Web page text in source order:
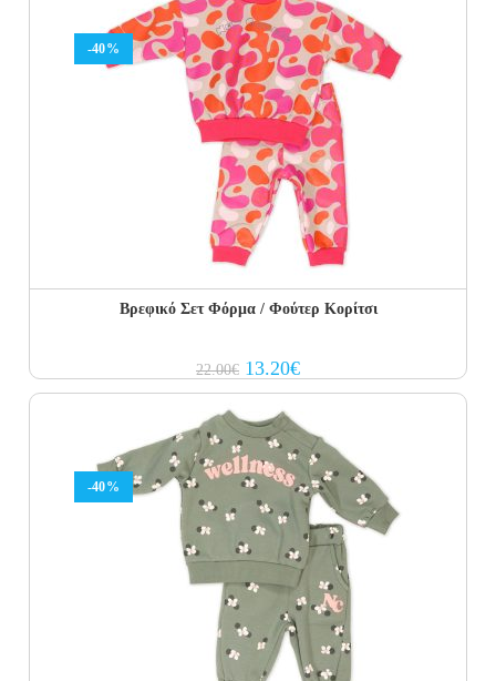
-40%
Βρεφικό Σετ Φόρμα / Φούτερ Κορίτσι
22.00€ Original
price
was:
22.00€.
13.20€Current
price
is:
-40%